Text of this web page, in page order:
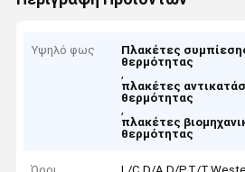
Υψηλό φως
Πλακέτες
θερμότητας
,
πλακέτες
θερμότητας
,
πλακέτες
θερμότητας